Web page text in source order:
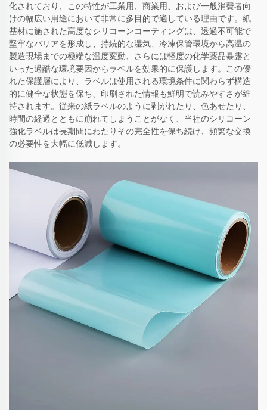
化されており、この特性が工業用、商業用、および一般消費者向
けの幅広い用途において非常に多目的で適している理由です。紙
基材に施された高度なシリコーンコーティングは、透過不可能で
堅牢なバリアを形成し、持続的な湿気、冷凍保管環境から高温の
製造現場までの極端な温度変動、さらには軽度の化学薬品暴露と
いった過酷な環境要因からラベルを効果的に保護します。この優
れた保護層により、ラベルは使用される環境条件に関わらず構造
的に健全な状態を保ち、印刷された情報も鮮明で読みやすさが維
持されます。従来の紙ラベルのように剥がれたり、色あせたり、
時間の経過とともに崩れてしまうことがなく、当社のシリコーン
強化ラベルは長期間にわたりその完全性を保ち続け、頻繁な交換
の必要性を大幅に低減します。